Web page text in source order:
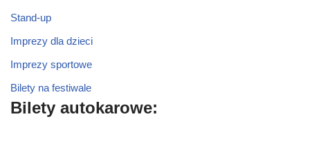
Stand-up
Imprezy dla dzieci
Imprezy sportowe
Bilety na festiwale
Bilety autokarowe: